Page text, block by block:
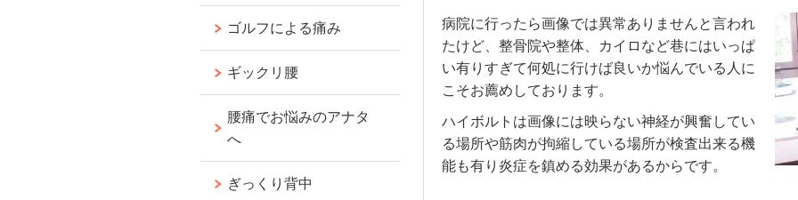
病院に行ったら画像では異常ありませんと言われ
たけど、整骨院や整体、カイロなど巷にはいっぱ
い有りすぎて何処に行けば良いか悩んでいる人に
こそお薦めしております。
ハイボルトは画像には映らない神経が興奮してい
る場所や筋肉が拘縮している場所が検査出来る機
能も有り炎症を鎮める効果があるからです。
ゴルフによる痛み
ギックリ腰
腰痛でお悩みのアナタ
へ
ぎっくり背中